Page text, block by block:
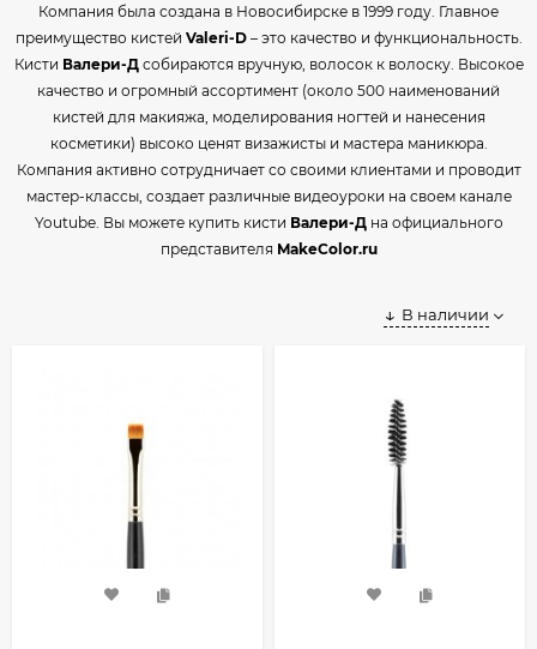
Компания была создана в Новосибирске в 1999 году. Главное
преимущество кистей Valeri-D– это качество и функциональность.
Кисти Валери-Дсобираются вручную, волосок к волоску. Высокое
качество и огромный ассортимент (около 500 наименований
кистей для макияжа, моделирования ногтей и нанесения
косметики) высоко ценят визажисты и мастера маникюра.
Компания активно сотрудничает со своими клиентами и проводит
мастер-классы, создает различные видеоуроки на своем канале
Youtube. Вы можете купить кисти Валери-Дна официального
представителя MakeColor.ru
В наличии